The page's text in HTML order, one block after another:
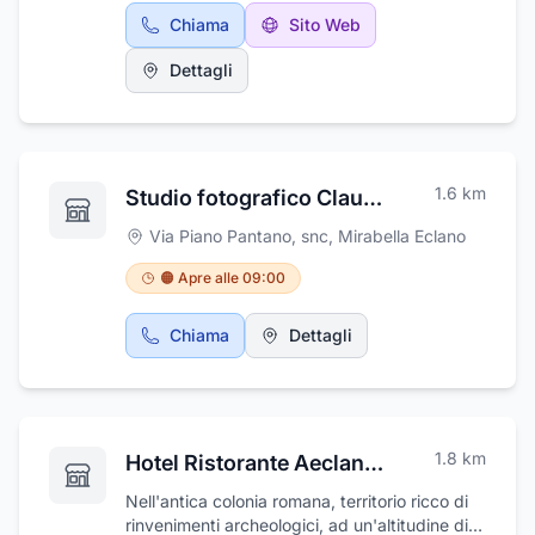
ogni visita un'esperienza positiva, ponendo
sempre al primo posto il comfort e la
soddisfazione del paziente.
cutanea, pulizia del viso con ultrasuoni,
percorsi viso per ogni inestetismo, manicure,
pedicure, epilazione classica e laser,
trattamenti rimodellanti corpo, percorsi corpo,
mediante l'impiego di prodotti di prima
Uomo e per Donna. Acconciature Sposa,
acconciature per cerimonie, Make up. Vieni a
trovarci a Mirabella Eclano
Chiama Sito Web
Dettagli
Studio fotografico Claudio Spera 1.6 km
Via Piano Pantano, snc, Mirabella Eclano
🟠 Apre alle 09:00
Chiama Dettagli
Hotel Ristorante Aeclanum 1.8 km
Nell'antica colonia romana, territorio ricco di
rinvenimenti archeologici, ad un'altitudine di